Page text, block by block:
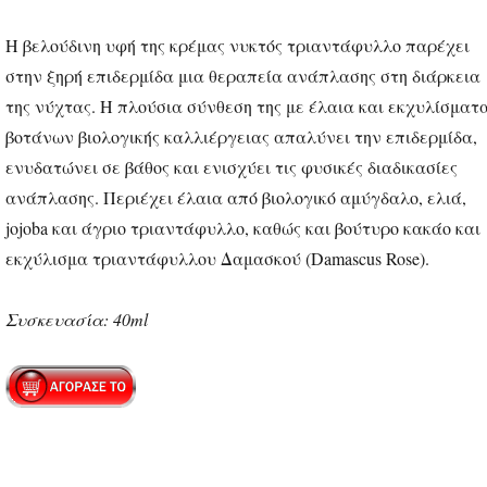
Η βελούδινη υφή της κρέμας νυκτός τριαντάφυλλο παρέχει
στην ξηρή επιδερμίδα μια θεραπεία ανάπλασης στη διάρκεια
της νύχτας. Η πλούσια σύνθεση της με έλαια και
βοτάνων βιολογικής καλλιέργειας απαλύνει την επιδερμίδα,
ενυδατώνει σε βάθος και ενισχύει τις φυσικές διαδικασίες
ανάπλασης. Περιέχει έλαια από βιολογικό αμύγδαλο, ελιά,
jojoba και άγριο τριαντάφυλλο, καθώς και βούτυρο κακάο και
εκχύλισμα τριαντάφυλλου Δαμασκού (Damascus Rose).
Συσκευασία: 40ml